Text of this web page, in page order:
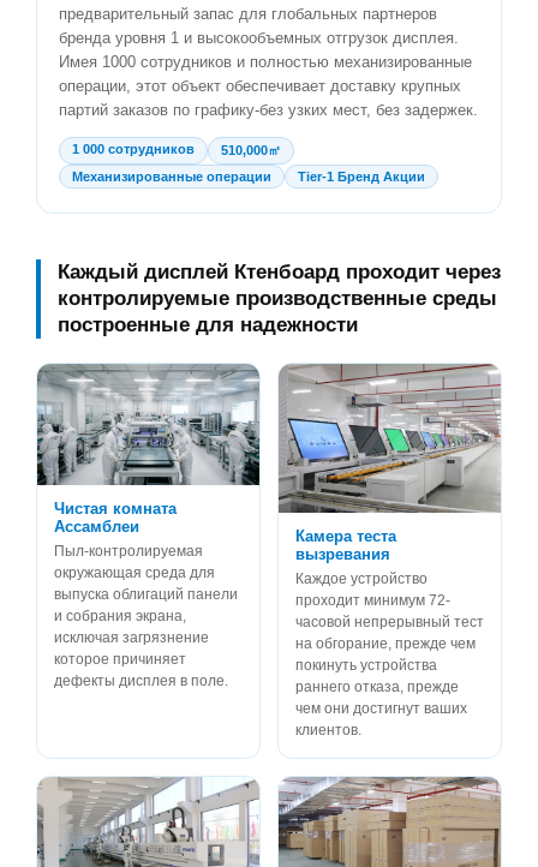
предварительный запас для глобальных партнеров
бренда уровня 1 и высокообъемных отгрузок дисплея.
Имея 1000 сотрудников и полностью механизированные
операции, этот объект обеспечивает доставку крупных
партий заказов по графику-без узких мест, без задержек.
1 000 сотрудников
510,000㎡
Механизированные операции
Tier-1 Бренд Акции
Каждый дисплей Ктенбоард проходит через
контролируемые производственные среды
построенные для надежности
Чистая комната
Ассамблеи
Пыл-контролируемая
окружающая среда для
выпуска облигаций панели
и собрания экрана,
исключая загрязнение
которое причиняет
дефекты дисплея в поле.
Камера теста
вызревания
Каждое устройство
проходит минимум 72-
часовой непрерывный тест
на обгорание, прежде чем
покинуть устройства
раннего отказа, прежде
чем они достигнут ваших
клиентов.